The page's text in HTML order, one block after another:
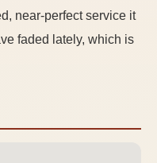
near-perfect service it
faded lately, which is